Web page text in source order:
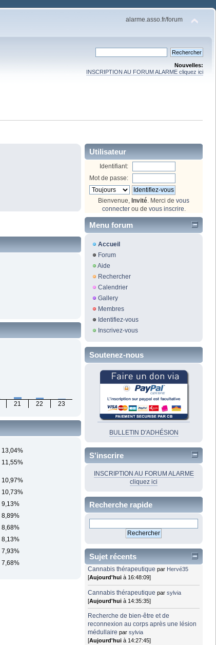
alarme.asso.fr/forum
Nouvelles:
INSCRIPTION AU FORUM ALARME cliquez ici
21 22 23
13,04%
11,55%
10,97%
10,73%
9,13%
8,89%
8,68%
8,13%
7,93%
7,68%
Utilisateur
Identifiant:
Mot de passe:
Bienvenue, Invité . Merci de vous
connecterou de vous inscrire
Menu forum
Accueil
Forum
Aide
Rechercher
Calendrier
Gallery
Membres
Identifiez-vous
Inscrivez-vous
Soutenez-nous
BULLETIN D'ADHÉSION
S'inscrire
INSCRIPTION AU FORUM ALARME
cliquez ici
Recherche rapide
Sujet récents
Cannabis thérapeutique par Hervé35
[Aujourd'hui à 16:48:09]
Cannabis thérapeutique parsylvia
[Aujourd'hui à 14:35:35]
Recherche de bien-être et de
reconnexion au corps après une lésion
médullaire parsylvia
[Aujourd'hui à 14:27:45]